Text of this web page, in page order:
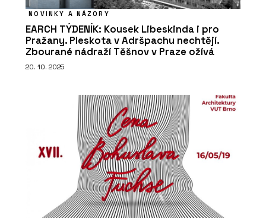
NOVINKY A NÁZORY
EARCH TÝDENÍK: Kousek Libeskinda i pro
Pražany. Pleskota v Adršpachu nechtějí.
Zbourané nádraží Těšnov v Praze ožívá
20. 10. 2025